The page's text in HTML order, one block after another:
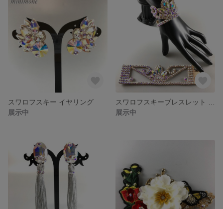
スワロフスキー イヤリング
展示中
展示中